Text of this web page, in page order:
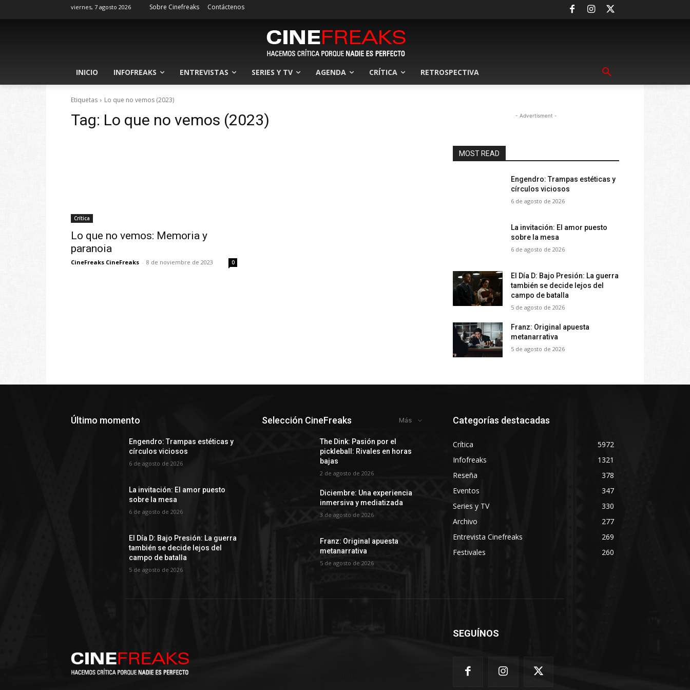
viernes, 7 agosto 2026 Sobre Cinefreaks Contáctenos
INICIO INFOFREAKS ENTREVISTAS SERIES Y TV AGENDA CRÍTICA RETROSPECTIVA
Etiquetas Lo que no vemos (2023)
Tag: Lo que no vemos (2023)
Crítica
Lo que no vemos: Memoria y
paranoia
CineFreaks CineFreaks - 8 de noviembre de 2023 0
- Advertisment -
MOST READ
Engendro: Trampas estéticas y
círculos viciosos
6 de agosto de 2026
La invitación: El amor puesto
sobre la mesa
6 de agosto de 2026
El Día D: Bajo Presión: La guerra
también se decide lejos del
campo de batalla
5 de agosto de 2026
Franz: Original apuesta
metanarrativa
5 de agosto de 2026
Último momento
Engendro: Trampas estéticas y
círculos viciosos
6 de agosto de 2026
La invitación: El amor puesto
sobre la mesa
6 de agosto de 2026
El Día D: Bajo Presión: La guerra
también se decide lejos del
campo de batalla
5 de agosto de 2026
Selección CineFreaks Más
The Dink: Pasión por el
pickleball: Rivales en horas
bajas
2 de agosto de 2026
Diciembre: Una experiencia
inmersiva y mediatizada
3 de agosto de 2026
Franz: Original apuesta
metanarrativa
5 de agosto de 2026
Categorías destacadas
Crítica
5972
Infofreaks
1321
Reseña
378
Eventos
347
Series y TV
330
Archivo
277
Entrevista Cinefreaks
269
Festivales
260
SEGUÍNOS